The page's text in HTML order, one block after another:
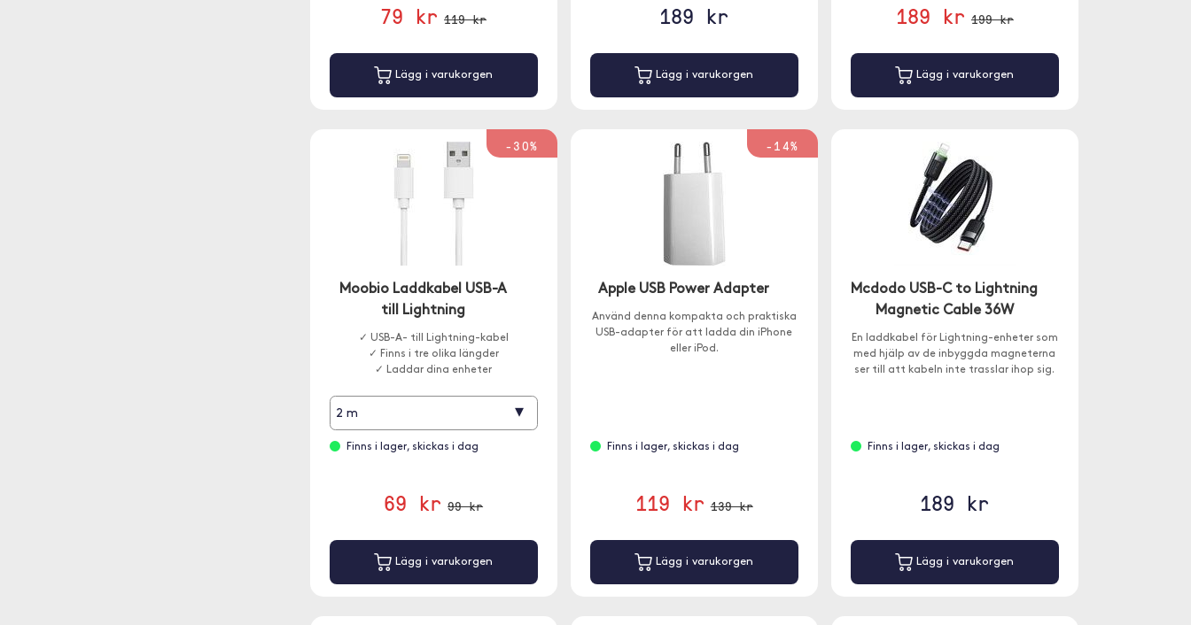
79 kr 119 kr
Lägg i varukorgen
189 kr
Lägg i varukorgen
189 kr 199 kr
Lägg i varukorgen
-30%
Moobio Laddkabel USB-A
till Lightning
✓ USB-A- till Lightning-kabel
✓ Finns i tre olika längder
✓ Laddar dina enheter
2 m ▾
Finns i lager, skickas i dag
69 kr 99 kr
Lägg i varukorgen
-14%
Apple USB Power Adapter
Använd denna kompakta och praktiska
USB-adapter för att ladda din iPhone
eller iPod.
Finns i lager, skickas i dag
119 kr 139 kr
Lägg i varukorgen
Mcdodo USB-C to Lightning
Magnetic Cable 36W
En laddkabel för Lightning-enheter som
med hjälp av de inbyggda magneterna
ser till att kabeln inte trasslar ihop sig.
Finns i lager, skickas i dag
189 kr
Lägg i varukorgen